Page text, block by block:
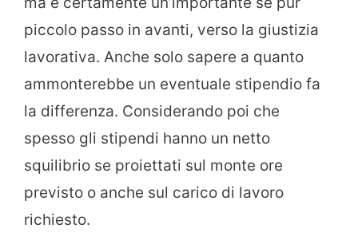
piccolo passo in avanti, verso la giustizia
lavorativa. Anche solo sapere a quanto
ammonterebbe un eventuale stipendio fa
la differenza. Considerando poi che
spesso gli stipendi hanno un netto
squilibrio se proiettati sul monte ore
previsto o anche sul carico di lavoro
richiesto.